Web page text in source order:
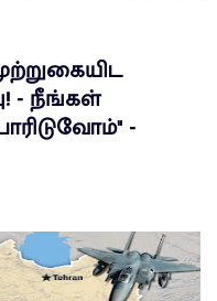
- நீங்கள்
-